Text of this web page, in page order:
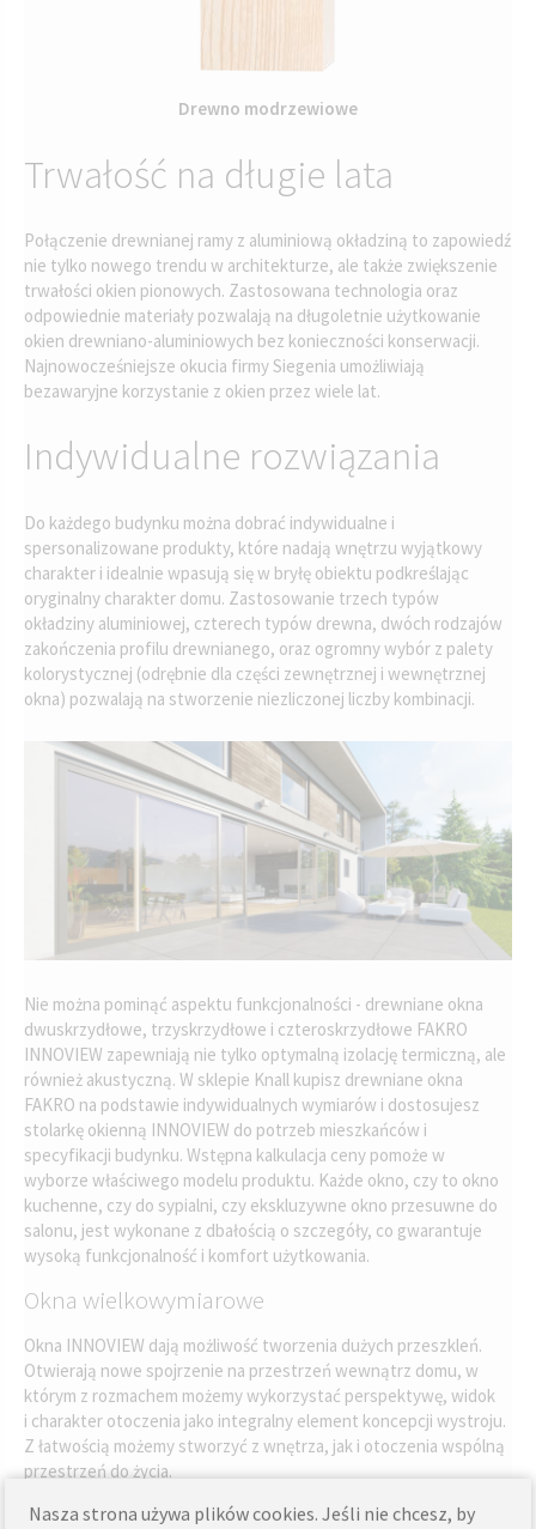
Drewno modrzewiowe
Trwałość na długie lata
Połączenie drewnianej ramy z aluminiową okładziną to zapowiedź
nie tylko nowego trendu w architekturze, ale także zwiększenie
trwałości okien pionowych. Zastosowana technologia oraz
odpowiednie materiały pozwalają na długoletnie użytkowanie
okien drewniano-aluminiowych bez konieczności konserwacji.
Najnowocześniejsze okucia firmy Siegenia umożliwiają
bezawaryjne korzystanie z okien przez wiele lat.
Indywidualne rozwiązania
Do każdego budynku można dobrać indywidualne i
spersonalizowane produkty, które nadają wnętrzu wyjątkowy
charakter i idealnie wpasują się w bryłę obiektu podkreślając
oryginalny charakter domu. Zastosowanie trzech typów
okładziny aluminiowej, czterech typów drewna, dwóch rodzajów
zakończenia profilu drewnianego, oraz ogromny wybór z palety
kolorystycznej (odrębnie dla części zewnętrznej i wewnętrznej
okna) pozwalają na stworzenie niezliczonej liczby kombinacji.
Nie można pominąć aspektu funkcjonalności - drewniane okna
dwuskrzydłowe, trzyskrzydłowe i czteroskrzydłowe FAKRO
INNOVIEW zapewniają nie tylko optymalną izolację termiczną, ale
również akustyczną. W sklepie Knall kupisz drewniane okna
FAKRO na podstawie indywidualnych wymiarów i dostosujesz
stolarkę okienną INNOVIEW do potrzeb mieszkańców i
specyfikacji budynku. Wstępna kalkulacja ceny pomoże w
wyborze właściwego modelu produktu. Każde okno, czy to okno
kuchenne, czy do sypialni, czy ekskluzywne okno przesuwne do
salonu, jest wykonane z dbałością o szczegóły, co gwarantuje
wysoką funkcjonalność i komfort użytkowania.
Okna wielkowymiarowe
Okna INNOVIEW dają możliwość tworzenia dużych przeszkleń.
Otwierają nowe spojrzenie na przestrzeń wewnątrz domu, w
którym z rozmachem możemy wykorzystać perspektywę, widok
i charakter otoczenia jako integralny element koncepcji wystroju.
Z łatwością możemy stworzyć z wnętrza, jak i otoczenia wspólną
przestrzeń do życia.
Nasza strona używa plików cookies. Jeśli nie chcesz, by